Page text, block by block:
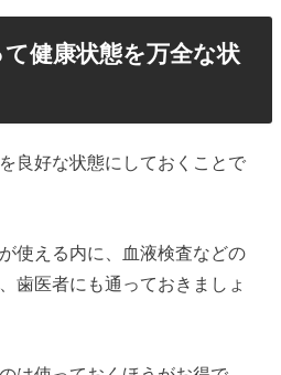
健康状態を万全な状
良好な状態にしておくことで
使える内に、血液検査などの
歯医者にも通っておきましょ